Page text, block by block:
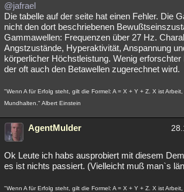
@jafrael
Die tabelle auf der seite hat einen Fehler. Die
nicht den dort beschriebenen
Gammawellen: Frequenzen über 27 Hz.
Angstzustände, Hyperaktivität, Anspannung
körperlicher Höchstleistung. Wenig erforschter
der oft auch den Betawellen zugerechnet wird.
"Wenn A für Erfolg steht, gilt die Formel: A = X + Y + Z. X ist
Mundhalten." Albert Einstein
AgentMulder
Ok Leute ich habs ausprobiert mit diesem
es ist nichts passiert. (Vielleicht muß man`s
"Wenn A für Erfolg steht, gilt die Formel: A = X + Y + Z. X ist